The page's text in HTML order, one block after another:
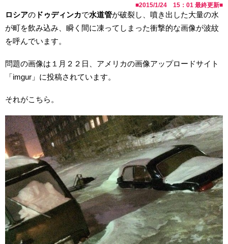
■2015/1/24 15：01 最終更新■
ロシアの ドゥディンカで水道管が破裂し、噴き出した大量の水
が町を飲み込み、瞬く間に凍ってしまった衝撃的な画像が波紋
を呼んでいます。
問題の画像は１月２２日、アメリカの画像アップロードサイト
「imgur」に投稿されています。
それがこちら。